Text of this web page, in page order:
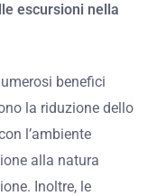
escursioni nella
benefici
la riduzione dello
l’ambiente
alla natura
Inoltre, le